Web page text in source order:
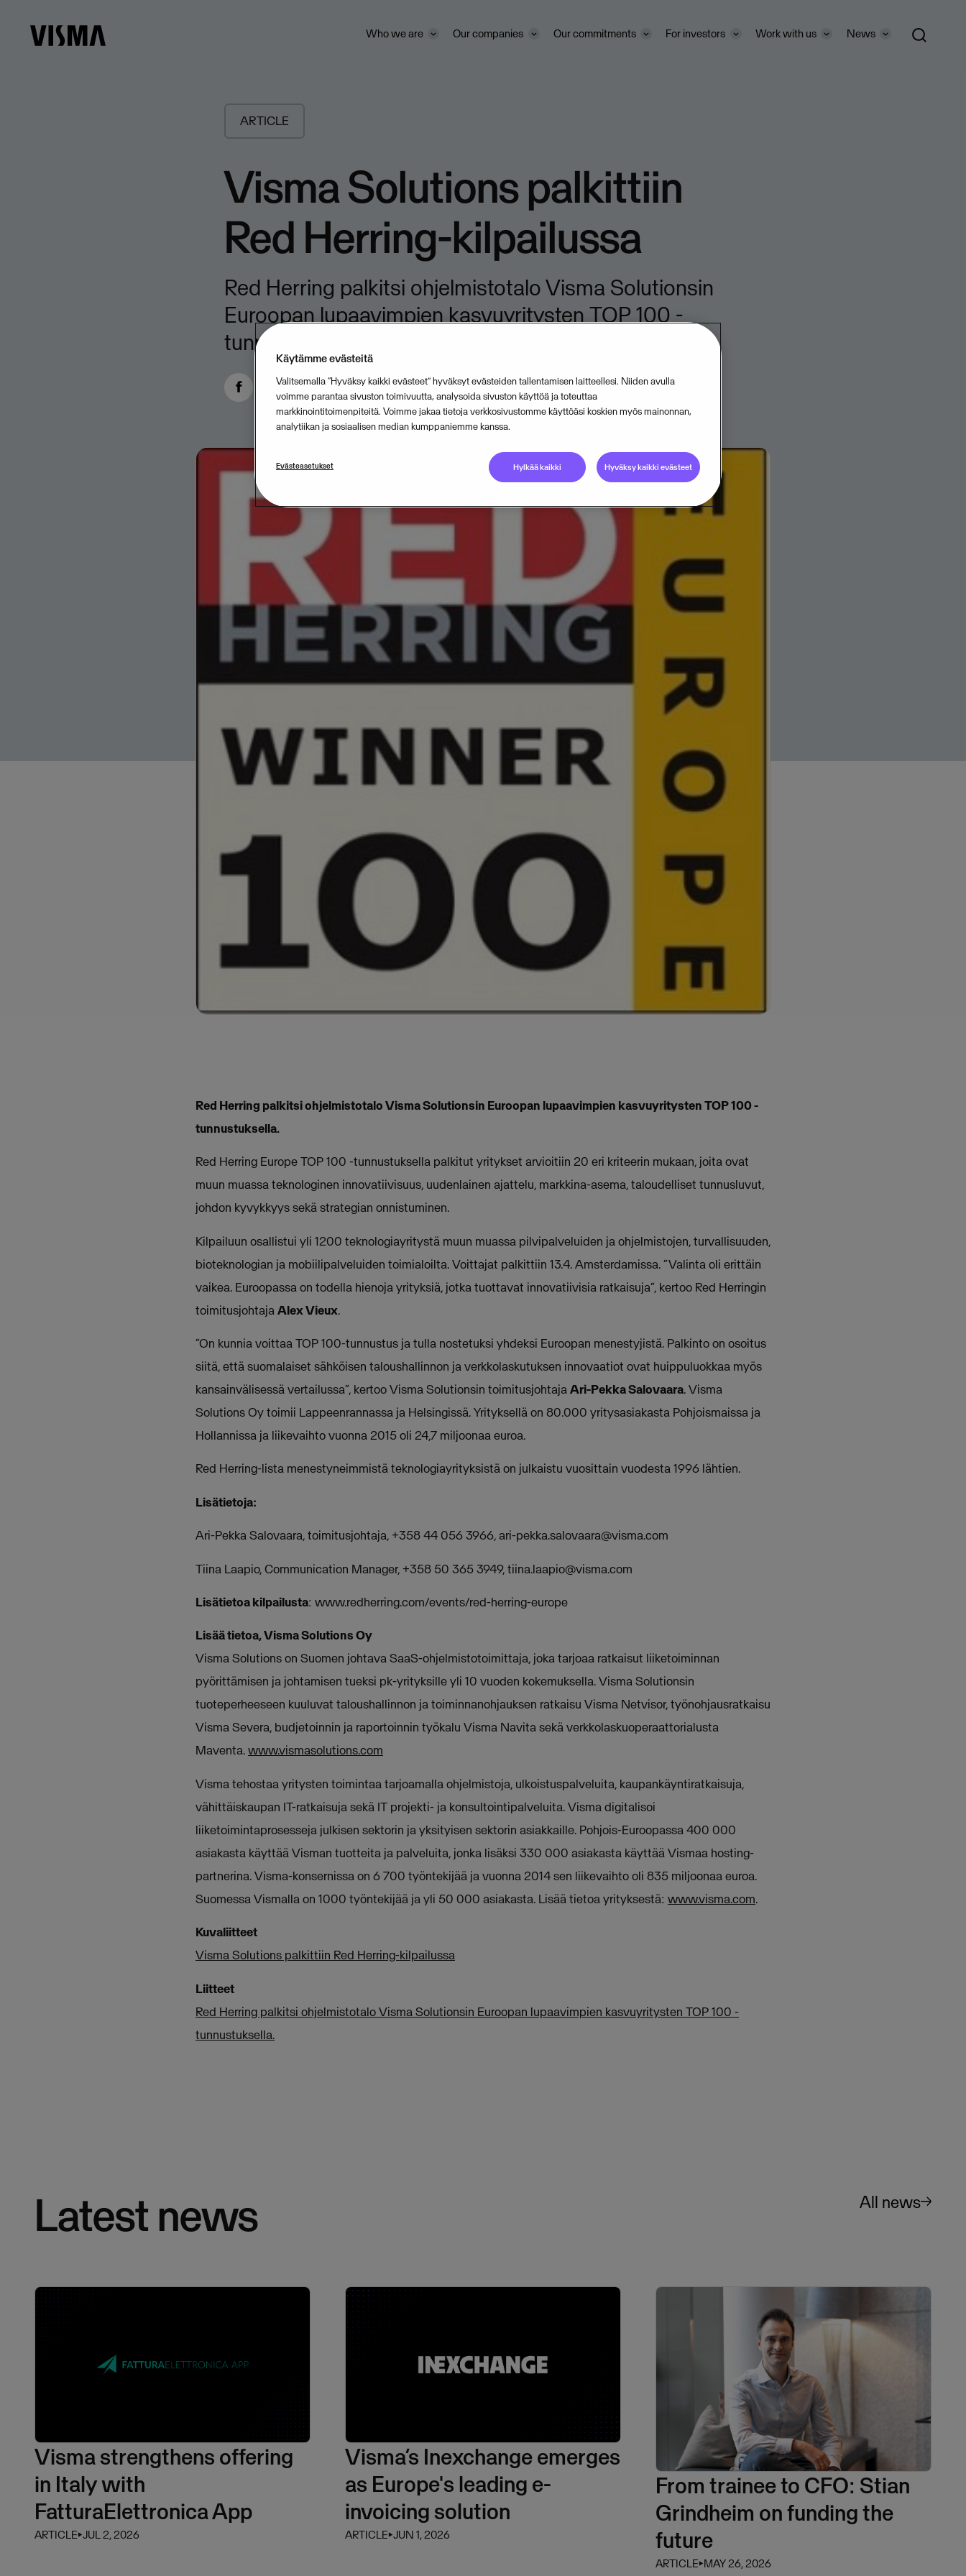
Who we are Our companies Our commitments For investors Work with us News
ARTICLE
Visma Solutions palkittiin
Red Herring-kilpailussa
Red Herring palkitsi ohjelmistotalo Visma Solutionsin
Euroopan lupaavimpien kasvuyritysten TOP 100 -
tunnustuksella.
APRIL 15, 20161MIN READ
Red Herring palkitsi ohjelmistotalo Visma Solutionsin Euroopan lupaavimpien kasvuyritysten TOP 100 -
tunnustuksella.
Red Herring Europe TOP 100 -tunnustuksella palkitut yritykset arvioitiin 20 eri kriteerin mukaan, joita ovat
muun muassa teknologinen innovatiivisuus, uudenlainen ajattelu, markkina-asema, taloudelliset tunnusluvut,
johdon kyvykkyys sekä strategian onnistuminen.
Kilpailuun osallistui yli 1200 teknologiayritystä muun muassa pilvipalveluiden ja ohjelmistojen, turvallisuuden,
bioteknologian ja mobiilipalveluiden toimialoilta. Voittajat palkittiin 13.4. Amsterdamissa. ”Valinta oli erittäin
vaikea. Euroopassa on todella hienoja yrityksiä, jotka tuottavat innovatiivisia ratkaisuja”, kertoo Red Herringin
toimitusjohtajaAlex Vieux.
”On kunnia voittaa TOP 100-tunnustus ja tulla nostetuksi yhdeksi Euroopan menestyjistä. Palkinto on osoitus
siitä, että suomalaiset sähköisen taloushallinnon ja verkkolaskutuksen innovaatiot ovat huippuluokkaa myös
kansainvälisessä vertailussa”, kertoo Visma Solutionsin toimitusjohtajaAri-Pekka Salovaara. Visma
Solutions Oy toimii Lappeenrannassa ja Helsingissä. Yrityksellä on 80.000 yritysasiakasta Pohjoismaissa ja
Hollannissa ja liikevaihto vuonna 2015 oli 24,7 miljoonaa euroa.
Red Herring-lista menestyneimmistä teknologiayrityksistä on julkaistu vuosittain vuodesta 1996 lähtien.
Lisätietoja:
Ari-Pekka Salovaara, toimitusjohtaja, +358 44 056 3966,ari-pekka.salovaara@visma.com
Tiina Laapio, Communication Manager, +358 50 365 3949,tiina.laapio@visma.com
Lisätietoa kilpailusta: www.redherring.com/events/red-herring-europe
Lisää tietoa, Visma Solutions Oy
Visma Solutions on Suomen johtava SaaS-ohjelmistotoimittaja, joka tarjoaa ratkaisut liiketoiminnan
pyörittämisen ja johtamisen tueksi pk-yrityksille yli 10 vuoden kokemuksella. Visma Solutionsin
tuoteperheeseen kuuluvat taloushallinnon ja toiminnanohjauksen ratkaisu Visma Netvisor, työnohjausratkaisu
Visma Severa, budjetoinnin ja raportoinnin työkalu Visma Navita sekä verkkolaskuoperaattorialusta
Maventa.www.vismasolutions.com
Visma tehostaa yritysten toimintaa tarjoamalla ohjelmistoja, ulkoistuspalveluita, kaupankäyntiratkaisuja,
vähittäiskaupan IT-ratkaisuja sekä IT projekti- ja konsultointipalveluita. Visma digitalisoi
liiketoimintaprosesseja julkisen sektorin ja yksityisen sektorin asiakkaille. Pohjois-Euroopassa 400 000
asiakasta käyttää Visman tuotteita ja palveluita, jonka lisäksi 330 000 asiakasta käyttää Vismaa hosting-
partnerina. Visma-konsernissa on 6 700 työntekijää ja vuonna 2014 sen liikevaihto oli 835 miljoonaa euroa.
Suomessa Vismalla on 1000 työntekijää ja yli 50 000 asiakasta. Lisää tietoa yrityksestä: www.visma.com.
Kuvaliitteet
Visma Solutions palkittiin Red Herring-kilpailussa
Liitteet
Red Herring palkitsi ohjelmistotalo Visma Solutionsin Euroopan lupaavimpien kasvuyritysten TOP 100 -
tunnustuksella.
Latest news All news
Visma strengthens offering
in Italy with
FatturaElettronica App
ARTICLE⏵JUL 2, 2026
Visma’s Inexchange emerges
as Europe's leading e-
invoicing solution
ARTICLE⏵JUN 1, 2026
From trainee to CFO: Stian
Grindheim on funding the
future
ARTICLE⏵MAY 26, 2026
Käytämme evästeitä
Valitsemalla “Hyväksy kaikki evästeet” hyväksyt evästeiden tallentamisen laitteellesi. Niiden avulla
voimme parantaa sivuston toimivuutta, analysoida sivuston käyttöä ja toteuttaa
markkinointitoimenpiteitä. Voimme jakaa tietoja verkkosivustomme käyttöäsi koskien myös mainonnan,
analytiikan ja sosiaalisen median kumppaniemme kanssa.
Evästeasetukset Hylkää kaikki Hyväksy kaikki evästeet